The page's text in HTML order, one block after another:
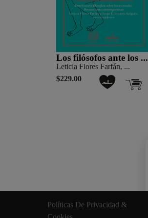
Los filósofos ante los ...
Leticia Flores Farfán, ...
$229.00
Políticas De Privacidad &